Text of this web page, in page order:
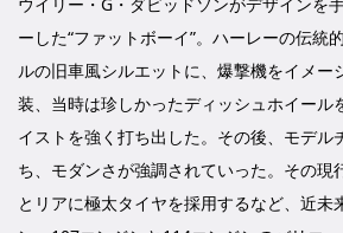
ーした“ファットボーイ”。ハーレーの伝統
ルの旧車風シルエットに、爆撃機をイメー
装、当時は珍しかったディッシュホイール
イストを強く打ち出した。その後、モデル
ち、モダンさが強調されていった。その現
とリアに極太タイヤを採用するなど、近未